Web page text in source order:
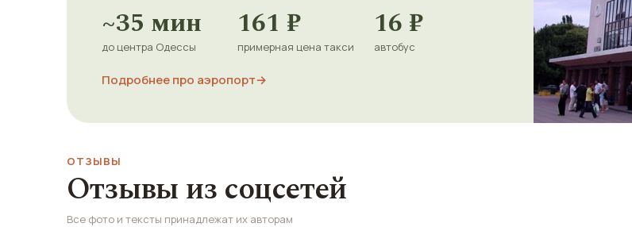
~35 мин
до центра Одессы
161 ₽
примерная цена такси
16 ₽
автобус
Подробнее про аэропорт→
ОТЗЫВЫ
Отзывы из соцсетей
Все фото и тексты принадлежат их авторам